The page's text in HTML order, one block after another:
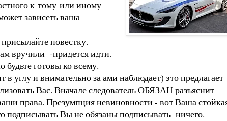
к тому или иному
зависеть ваша
повестку.
вручили -придется идти.
будьте готовы ко всему.
углу и внимательно за ами наблюдает) это предлагает
Вас. Вначале следователь ОБЯЗАН разъяснит
права. Презумпция невиновности - вот Ваша
подписывать Вы не обязаны подписывать ничего.